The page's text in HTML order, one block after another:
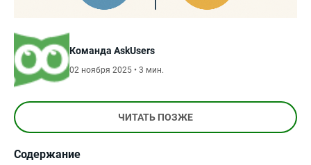
Команда AskUsers
02 ноября 2025 • 3 мин.
ЧИТАТЬ ПОЗЖЕ
Содержание